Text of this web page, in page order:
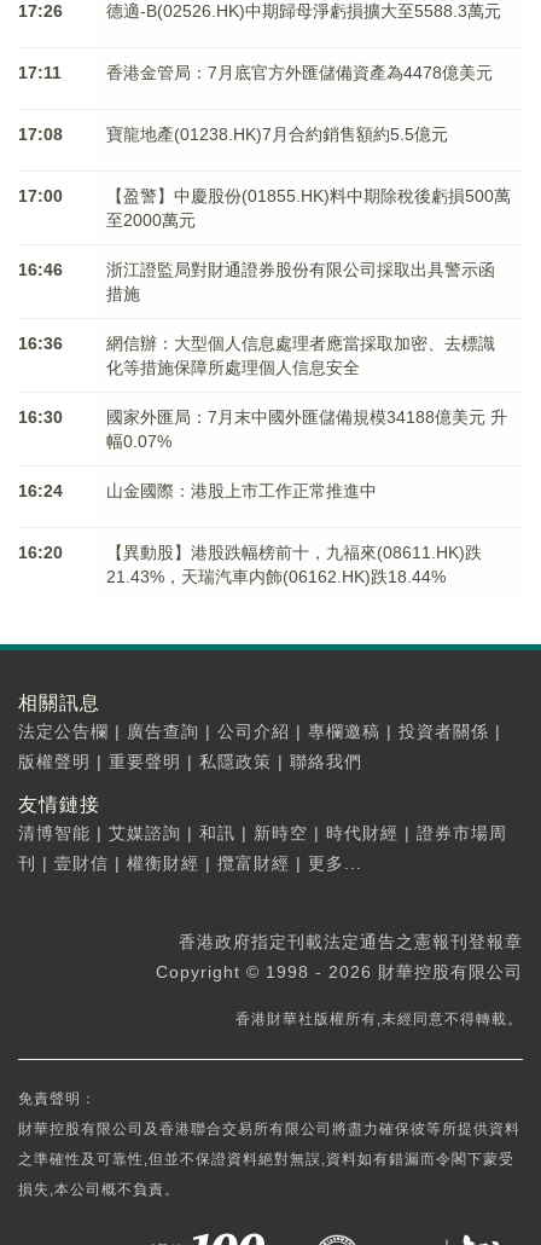
17:26 德適-B(02526.HK)中期歸母淨虧損擴大至5588.3萬元
17:11 香港金管局：7月底官方外匯儲備資產為4478億美元
17:08 寶龍地產(01238.HK)7月合約銷售額約5.5億元
17:00
【盈警】中慶股份(01855.HK)料中期除稅後虧損500萬
至2000萬元
16:46
浙江證監局對財通證券股份有限公司採取出具警示函
措施
16:36
網信辦：大型個人信息處理者應當採取加密、去標識
化等措施保障所處理個人信息安全
16:30
國家外匯局：7月末中國外匯儲備規模34188億美元 升
幅0.07%
16:24 山金國際：港股上市工作正常推進中
16:20
【異動股】港股跌幅榜前十，九福來(08611.HK)跌
21.43%，天瑞汽車内飾(06162.HK)跌18.44%
相關訊息
法定公告欄 | 廣告查詢 | 公司介紹 | 專欄邀稿 | 投資者關係 |
版權聲明 | 重要聲明 | 私隱政策 | 聯絡我們
友情鏈接
清博智能 | 艾媒諮詢 | 和訊 | 新時空 | 時代財經 | 證券市場周
刊
| 壹財信 | 權衡財經 | 攬富財經 | 更多...
香港政府指定刊載法定通告之憲報刊登報章
Copyright © 1998 - 2026 財華控股有限公司
香港財華社版權所有,未經同意不得轉載。
免責聲明：
財華控股有限公司及香港聯合交易所有限公司將盡力確保彼等所提供資料
之準確性及可靠性,但並不保證資料絕對無誤,資料如有錯漏而令閣下蒙受
損失,本公司概不負責。